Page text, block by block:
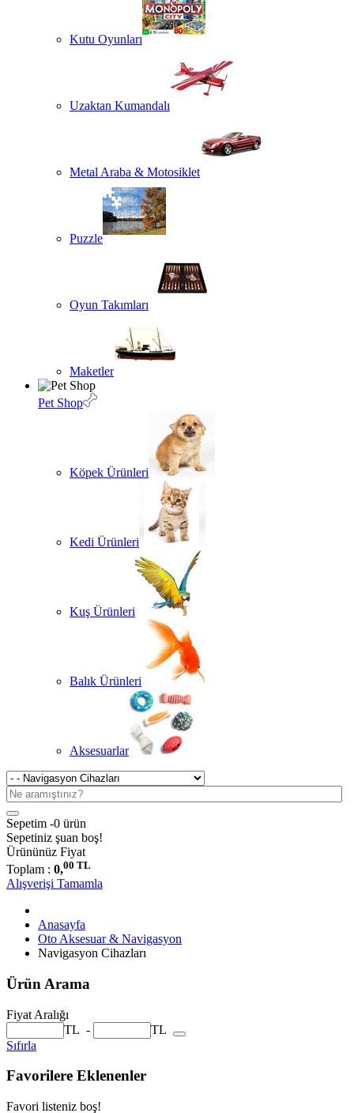
Kutu Oyunları
Uzaktan Kumandalı
Metal Araba & Motosiklet
Puzzle
Oyun Takımları
Maketler
Pet Shop
Köpek Ürünleri
Kedi Ürünleri
Kuş Ürünleri
Balık Ürünleri
Aksesuarlar
Sepetim -0 ürün
Sepetiniz şuan boş!
Ürününüz Fiyat
Toplam : 0,00 TL
Alışverişi Tamamla
Anasayfa
Oto Aksesuar & Navigasyon
Navigasyon Cihazları
Ürün Arama
Fiyat Aralığı
TL -
TL
Sıfırla
Favorilere Eklenenler
Favori listeniz boş!